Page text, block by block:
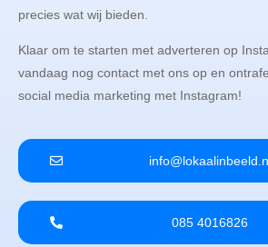
precies wat wij bieden.
Klaar om te starten met adverteren op
vandaag nog contact met ons op en
social media marketing met Instagram!
085 4016826